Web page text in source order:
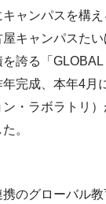
ャンパスを構え
キャンパスた
を誇る「
完成、本年4月
ン・ラボラトリ
。
のグローバル